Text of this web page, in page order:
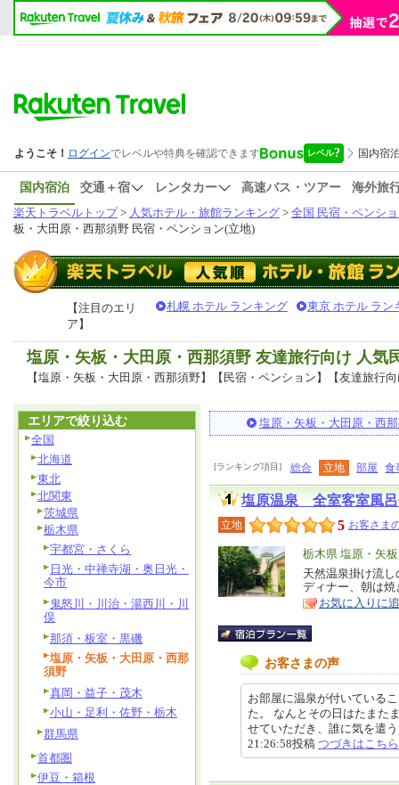
国内宿泊 交通＋宿 レンタカー 高速バス・ツアー
海外旅
楽天トラベルトップ> 人気ホテル・旅館ランキング > 全国 民宿・ペンシ
板・大田原・西那須野 民宿・ペンション(立地)
【注目のエリ
ア】
札幌 ホテル ランキング 東京 ホテル ラン
塩原・矢板・大田原・西那須野 友達旅行向け 人気
【塩原・矢板・大田原・西那須野】【民宿・ペンション】【友達旅行
塩原・矢板・大田原・西
[ランキング項目] 総合 立地 部屋 食
塩原温泉 全室客室風
立地 5 お客さま
エ
リ
ア
栃木県 塩原・矢
特
徴
天然温泉掛け流
ディナー、朝は
お気に入りに
お客さまの声
お部屋に温泉が付いている
た。 なんとその日はたまた
せていただき、誰に気を遣
21:26:58投稿 つづきはこちら
エリアで絞り込む
全国
北海道
東北
北関東
茨城県
栃木県
宇都宮・さくら
日光・中禅寺湖・奥日光・
今市
鬼怒川・川治・湯西川・川
俣
那須・板室・黒磯
塩原・矢板・大田原・西那
須野
真岡・益子・茂木
小山・足利・佐野・栃木
群馬県
首都圏
伊豆・箱根